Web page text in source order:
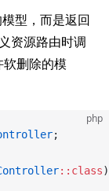
型，而是返回
资源路由时调
删除的模
php
;
::class)